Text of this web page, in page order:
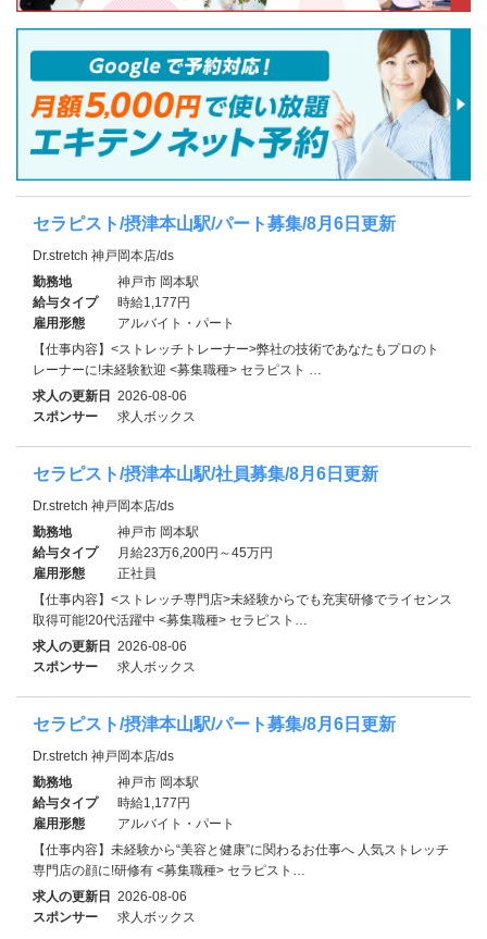
セラピスト/摂津本山駅/パート募集/8月6日更新
Dr.stretch 神戸岡本店/ds
勤務地
神戸市 岡本駅
給与タイプ
時給1,177円
雇用形態
アルバイト・パート
【仕事内容】<ストレッチトレーナー>弊社の技術であなたもプロのト
レーナーに!未経験歓迎 <募集職種> セラピスト …
求人の更新日 2026-08-06
スポンサー
求人ボックス
セラピスト/摂津本山駅/社員募集/8月6日更新
Dr.stretch 神戸岡本店/ds
勤務地
神戸市 岡本駅
給与タイプ
月給23万6,200円～45万円
雇用形態
正社員
【仕事内容】<ストレッチ専門店>未経験からでも充実研修でライセンス
取得可能!20代活躍中 <募集職種> セラピスト…
求人の更新日 2026-08-06
スポンサー
求人ボックス
セラピスト/摂津本山駅/パート募集/8月6日更新
Dr.stretch 神戸岡本店/ds
勤務地
神戸市 岡本駅
給与タイプ
時給1,177円
雇用形態
アルバイト・パート
【仕事内容】未経験から“美容と健康”に関わるお仕事へ 人気ストレッチ
専門店の顔に!研修有 <募集職種> セラピスト…
求人の更新日 2026-08-06
スポンサー
求人ボックス